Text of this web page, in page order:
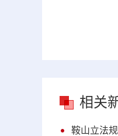
相关
鞍山立法